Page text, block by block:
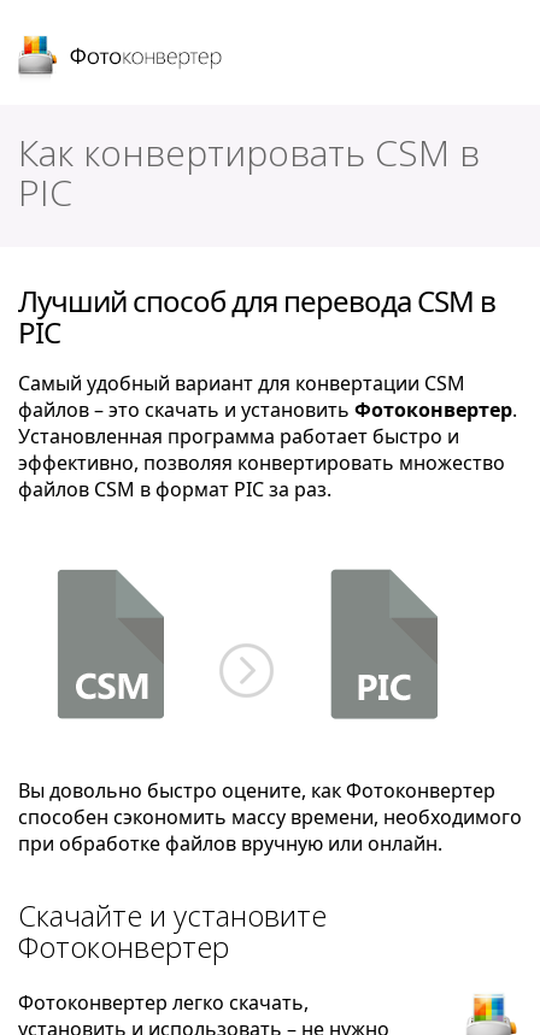
Как конвертировать CSM в
PIC
Лучший способ для перевода CSM в
PIC
Самый удобный вариант для конвертации CSM
файлов – это скачать и установить Фотоконвертер.
Установленная программа работает быстро и
эффективно, позволяя конвертировать множество
файлов CSM в формат PIC за раз.
Вы довольно быстро оцените, как Фотоконвертер
способен сэкономить массу времени, необходимого
при обработке файлов вручную или онлайн.
Скачайте и установите
Фотоконвертер
Фотоконвертер легко скачать,
установить и использовать – не нужно